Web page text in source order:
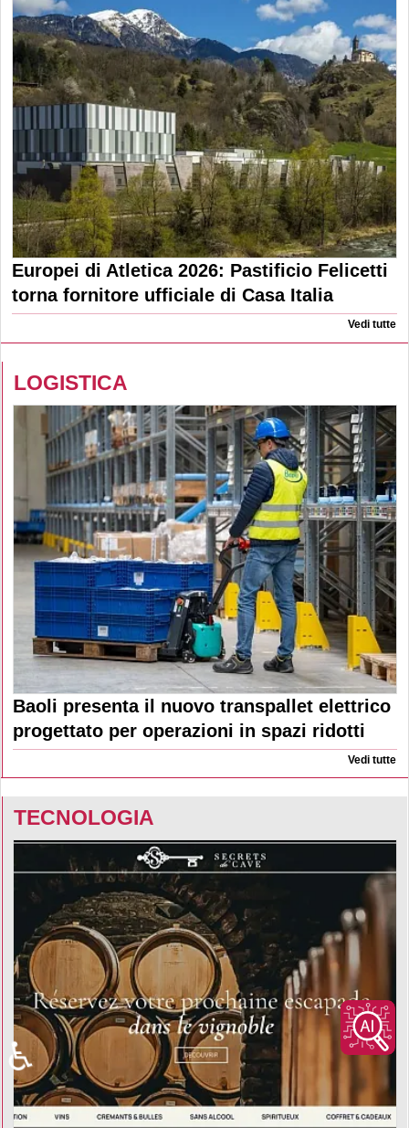
Europei di Atletica 2026: Pastificio Felicetti
torna fornitore ufficiale di Casa Italia
Vedi tutte
LOGISTICA
Baoli presenta il nuovo transpallet elettrico
progettato per operazioni in spazi ridotti
Vedi tutte
TECNOLOGIA